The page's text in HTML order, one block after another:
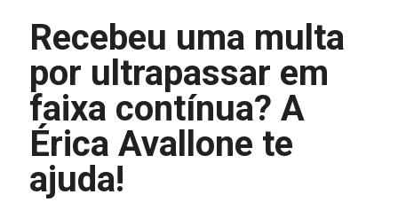
Recebeu uma multa
por ultrapassar em
faixa contínua? A
Érica Avallone te
ajuda!